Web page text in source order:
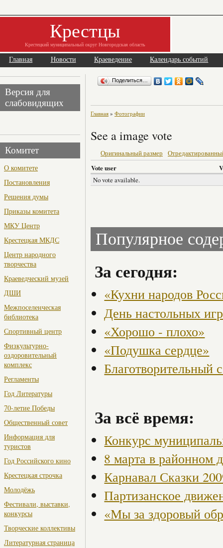
Крестцы
Крестецкий муниципальный округ Новгородская область
Главная Новости Краеведение Календарь событий
Версия для
слабовидящих
Комитет
О комитете
Постановления
Решения думы
Приказы комитета
МКУ Центр
Крестецкая МКДС
Центр народного
творчества
Краеведческий музей
ДШИ
Межпоселенческая
библиотека
Спортивный центр
Физкультурно-
оздоровительный
комплекс
Регламенты
Год Литературы
70-летие Победы
Общественный совет
Информация для
туристов
Год Российского кино
Крестецкая строчка
Молодёжь
Фестивали, выставки,
конкурсы
Творческие коллективы
Литературная страница
Поделиться…
Главная » Фотографии
See a image vote
Оригинальный размер
Vote user
No vote available.
Популярное
За сегодня:
«Кухни народов
День настольных игр
«Хорошо - плохо»
«Подушка сердце»
Благотворительный
За всё время:
Конкурс
8 марта в районном
Карнавал Сказки
Партизанское
«Мы за здоровый